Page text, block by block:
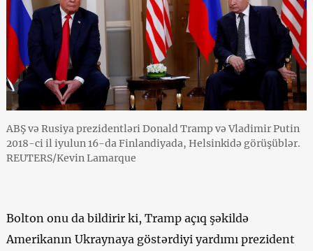
ABŞ və Rusiya prezidentləri Donald Tramp və Vladimir Putin
2018-ci il iyulun 16-da Finlandiyada, Helsinkidə görüşüblər.
REUTERS/Kevin Lamarque
Bolton onu da bildirir ki, Tramp açıq şəkildə
Amerikanın Ukraynaya göstərdiyi yardımı prezident